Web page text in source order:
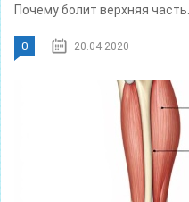
Почему болит верхняя часть...
0 20.04.2020